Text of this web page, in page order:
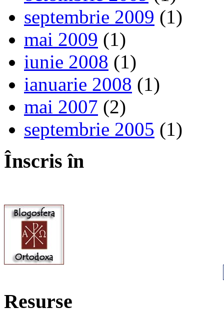
septembrie 2009 (1)
mai 2009 (1)
iunie 2008 (1)
ianuarie 2008 (1)
mai 2007 (2)
septembrie 2005 (1)
Înscris în
Resurse